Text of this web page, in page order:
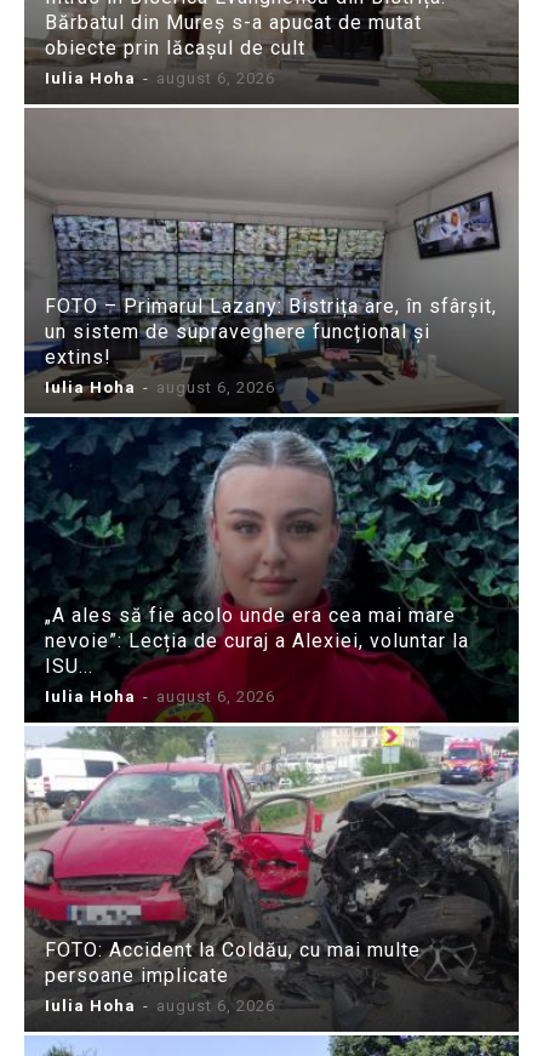
Bărbatul din Mureș s-a apucat de mutat
obiecte prin lăcașul de cult
Iulia Hoha - august 6, 2026
FOTO – Primarul Lazany: Bistrița are, în sfârșit,
un sistem de supraveghere funcțional și
extins!
Iulia Hoha - august 6, 2026
„A ales să fie acolo unde era cea mai mare
nevoie”: Lecția de curaj a Alexiei, voluntar la
ISU...
Iulia Hoha - august 6, 2026
FOTO: Accident la Coldău, cu mai multe
persoane implicate
Iulia Hoha - august 6, 2026